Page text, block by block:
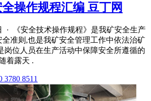
操作规程汇编 豆丁网
· 《安全技术操作规程》是我矿安全生产
全准则,也是我矿安全管理工作中依法治矿
岗位人员在生产活动中保障安全所遵循的
着露天 .
3780 8511